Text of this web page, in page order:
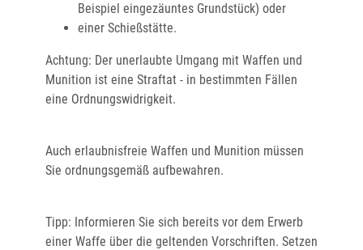
Beispiel eingezäuntes Grundstück) oder
einer Schießstätte.
Achtung: Der unerlaubte Umgang mit Waffen und
Munition ist eine Straftat - in bestimmten Fällen
eine Ordnungswidrigkeit.
Auch erlaubnisfreie Waffen und Munition müssen
Sie ordnungsgemäß aufbewahren.
Tipp: Informieren Sie sich bereits vor dem Erwerb
einer Waffe über die geltenden Vorschriften. Setzen